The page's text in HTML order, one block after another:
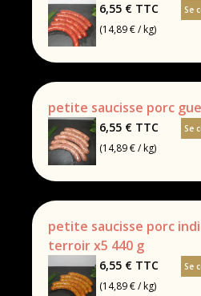
6,55 € TTC
(14,89 € / kg)
Se
petite saucisse porc
6,55 € TTC
(14,89 € / kg)
Se
petite saucisse porc
terroir x5 440 g
6,55 € TTC
(14,89 € / kg)
Se